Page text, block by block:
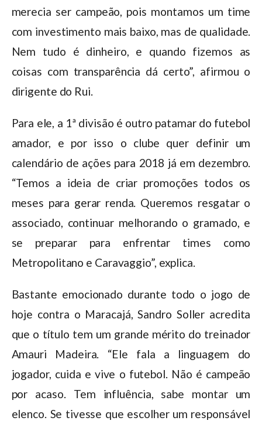
merecia ser campeão, pois montamos um time
com investimento mais baixo, mas de qualidade.
Nem tudo é dinheiro, e quando fizemos as
coisas com transparência dá certo”, afirmou o
dirigente do Rui.
Para ele, a 1ª divisão é outro patamar do futebol
amador, e por isso o clube quer definir um
calendário de ações para 2018 já em dezembro.
“Temos a ideia de criar promoções todos os
meses para gerar renda. Queremos resgatar o
associado, continuar melhorando o gramado, e
se preparar para enfrentar times como
Metropolitano e Caravaggio”, explica.
Bastante emocionado durante todo o jogo de
hoje contra o Maracajá, Sandro Soller acredita
que o título tem um grande mérito do treinador
Amauri Madeira. “Ele fala a linguagem do
jogador, cuida e vive o futebol. Não é campeão
por acaso. Tem influência, sabe montar um
elenco. Se tivesse que escolher um responsável